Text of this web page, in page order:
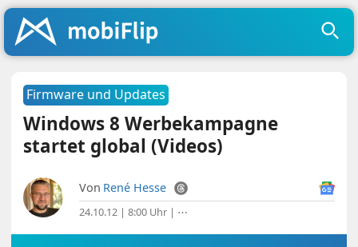
Firmware und Updates
Windows 8 Werbekampagne
startet global (Videos)
Von René Hesse
24.10.12 | 8:00 Uhr | ⋯